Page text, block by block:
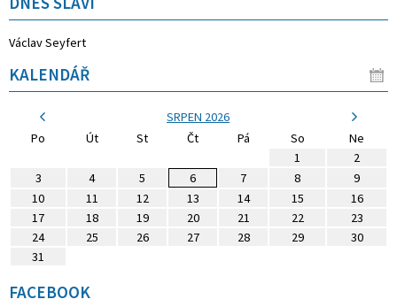
Václav Seyfert
KALENDÁŘ
SRPEN 2026
Po
Út St Čt Pá So
Ne
1
2
3
4 5 6 7 8
9
10
11 12 13 14 15
16
17
18 19 20 21 22
23
24
25 26 27 28 29
30
31
FACEBOOK